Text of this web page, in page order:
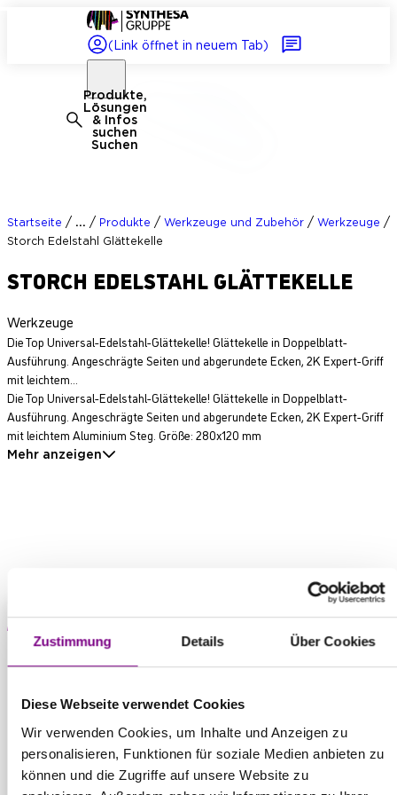
Zustimmung Details Über Cookies
Diese Webseite verwendet Cookies
Wir verwenden Cookies, um Inhalte und Anzeigen zu
personalisieren, Funktionen für soziale Medien anbieten zu
können und die Zugriffe auf unsere Website zu
(Link öffnet in neuem Tab)
Produkte,
Lösungen
& Infos
suchen
Suchen
Startseite / ... / Produkte / Werkzeuge und Zubehör / Werkzeuge /
Storch Edelstahl Glättekelle
STORCH EDELSTAHL GLÄTTEKELLE
Werkzeuge
Die Top Universal-Edelstahl-Glättekelle! Glättekelle in Doppelblatt-
Ausführung. Angeschrägte Seiten und abgerundete Ecken, 2K Expert-Griff
mit leichtem...
Die Top Universal-Edelstahl-Glättekelle! Glättekelle in Doppelblatt-
Ausführung. Angeschrägte Seiten und abgerundete Ecken, 2K Expert-Griff
mit leichtem Aluminium Steg. Größe: 280x120 mm
Mehr anzeigen
THE POWER
OF SURFACE.